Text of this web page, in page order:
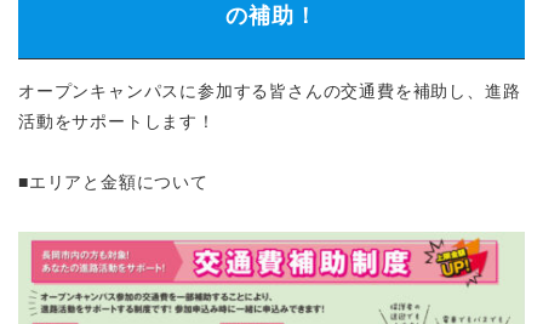
の補助！
オープンキャンパスに参加する皆さんの交通費を補助し、進路
活動をサポートします！
■エリアと金額について